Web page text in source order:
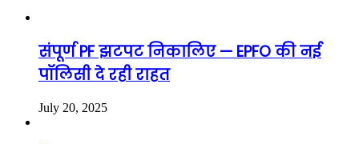
संपूर्ण PF झटपट निकालिए — EPFO की नई
पॉलिसी दे रही राहत
July 20, 2025